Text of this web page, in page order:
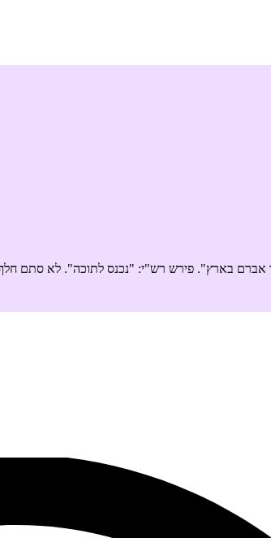
בארץ". פירש רש"י: "נכנס לתוכה". לא סתם חלף